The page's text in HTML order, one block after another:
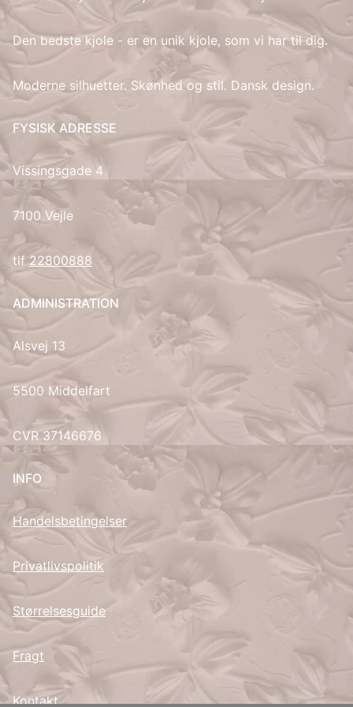
IT
LV
PT
RU
Den bedste kjole - er en unik kjole, som vi har til dig.
Moderne silhuetter. Skønhed og stil. Dansk design.
FYSISK ADRESSE
Vissingsgade 4
7100 Vejle
tlf22800888
ADMINISTRATION
Alsvej 13
5500 Middelfart
CVR 37146676
INFO
Handelsbetingelser
Privatlivspolitik
Størrelsesguide
Fragt
Kontakt